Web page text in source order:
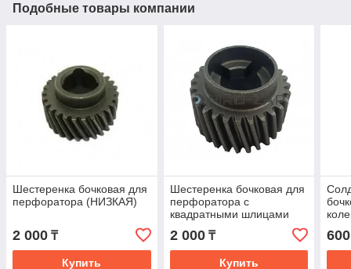
Подобные товары компании
Шестеренка бочковая для
перфоратора (НИЗКАЯ)
2 000 ₸
Купить
Шестеренка бочковая для
перфоратора с
квадратными шлицами
(ВЫСОКАЯ)
2 000₸
Купить
600